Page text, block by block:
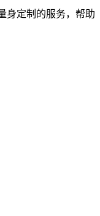
身定制的服务，帮助